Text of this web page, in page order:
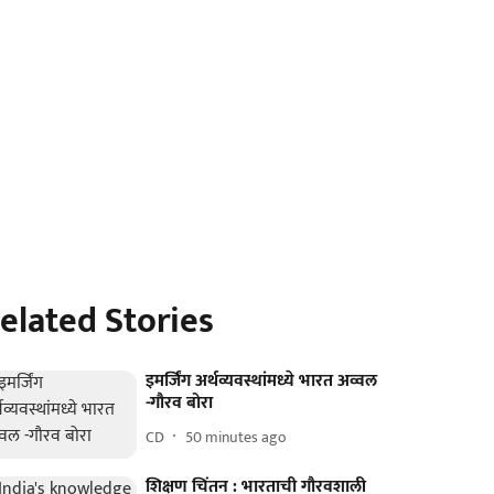
Stories
इमर्जिंग अर्थव्यवस्थांमध्ये भारत अव्वल
-गौरव बोरा
CD 50 minutes ago
शिक्षण चिंतन : भारताची गौरवशाली